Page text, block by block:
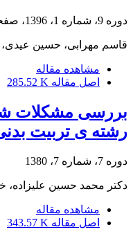
دوره 9، شماره 1، 1396، صفحه
قاسم مهرابی، حسین عیدی،
مشاهده مقاله
اصل مقاله 285.52 K
بررسی مشکلات
رشته ی تربیت
دوره 7، شماره 7، 1380
دکتر محمد حسین
مشاهده مقاله
اصل مقاله 343.57 K